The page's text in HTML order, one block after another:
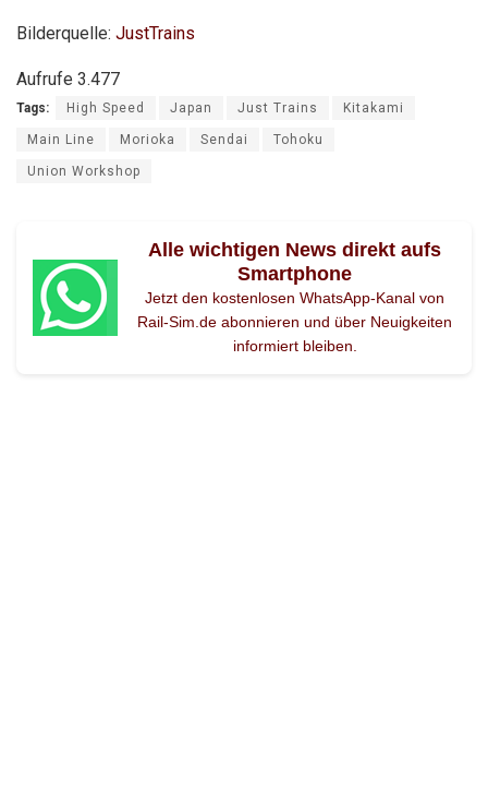
Bilderquelle: JustTrains
Aufrufe 3.477
Tags: High Speed Japan Just Trains Kitakami
Main Line Morioka Sendai Tohoku
Union Workshop
Alle wichtigen News direkt aufs
Smartphone
Jetzt den kostenlosen WhatsApp-Kanal von
Rail-Sim.de abonnieren und über Neuigkeiten
informiert bleiben.